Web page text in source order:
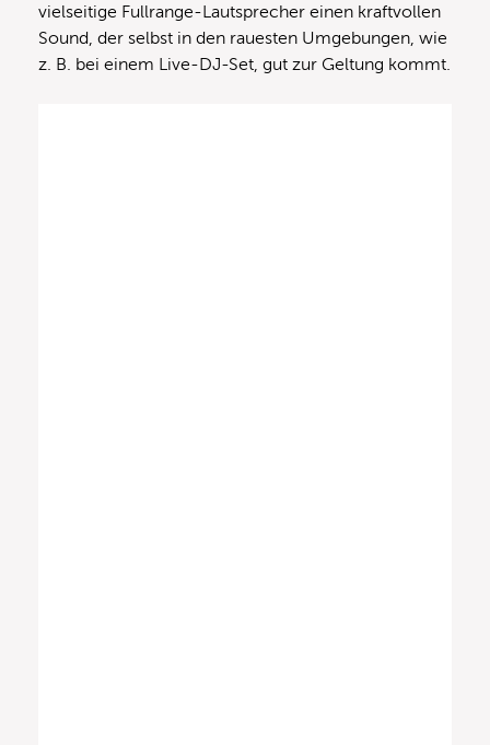
vielseitige Fullrange-Lautsprecher einen kraftvollen
Sound, der selbst in den rauesten Umgebungen, wie
z. B. bei einem Live-DJ-Set, gut zur Geltung kommt.